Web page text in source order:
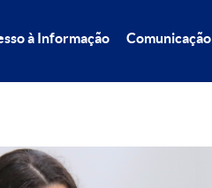
à Informação Comunicação